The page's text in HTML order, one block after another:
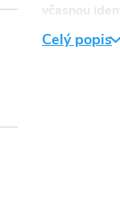
včasnou
týdny.
Celý popis